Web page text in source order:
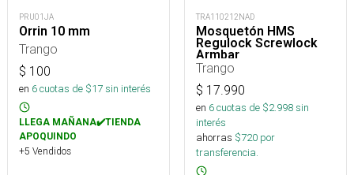
PRU01JA
Orrin 10 mm
Trango
$ 100
en 6cuotas de $17sin interés
LLEGA MAÑANA✔️TIENDA
APOQUINDO
+5 Vendidos
TRA110212NAD
Mosquetón HMS
Regulock Screwlock
Armbar
Trango
$ 17.990
en 6cuotas de $2.998sin
interés
ahorras $720 por
transferencia.